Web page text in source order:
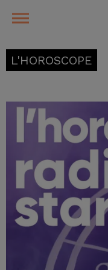
L'HOROSCOPE